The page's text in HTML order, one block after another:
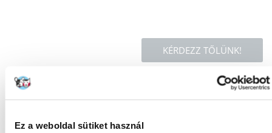
Ez a weboldal sütiket használ
KÉRDEZZ TŐLÜNK!
Gyakori Kérdések (GYIK)